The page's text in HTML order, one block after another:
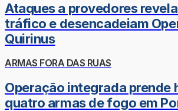
Ataques a provedores
tráfico e desencadeiam
Quirinus
ARMAS FORA DAS RUAS
Operação integrada prende
quatro armas de fogo em